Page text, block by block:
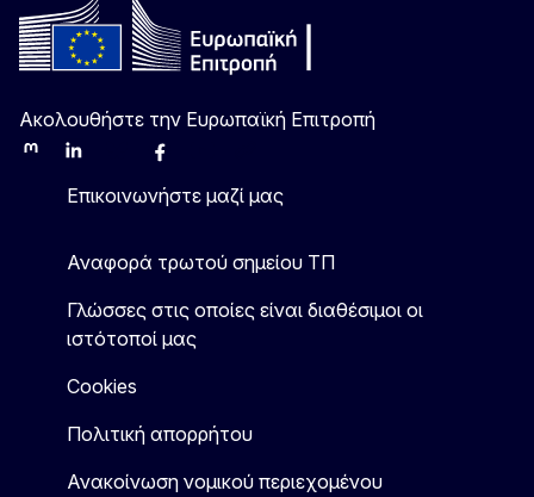
Ακολουθήστε την Ευρωπαϊκή Επιτροπή
MastodonLinkedInBlueskyFacebook
Επικοινωνήστε μαζί μας
Αναφορά τρωτού σημείου ΤΠ
Γλώσσες στις οποίες είναι διαθέσιμοι οι
ιστότοποί μας
Cookies
Πολιτική απορρήτου
Ανακοίνωση νομικού περιεχομένου